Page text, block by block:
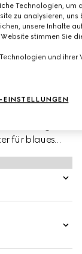
einzigartig
für blaues
und bietet
für
sich in
Technologien, um
zu analysieren,
unsere Inhalte
stimmen Sie
und